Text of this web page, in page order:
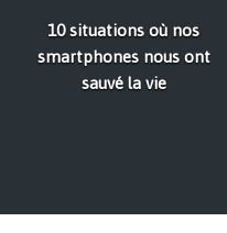
10 situations où nos
smartphones nous ont
sauvé la vie